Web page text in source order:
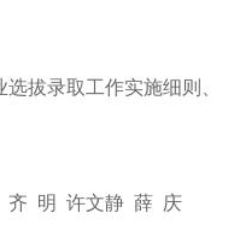
拔录取工作实施细则、
齐 明 许文静 薛 庆